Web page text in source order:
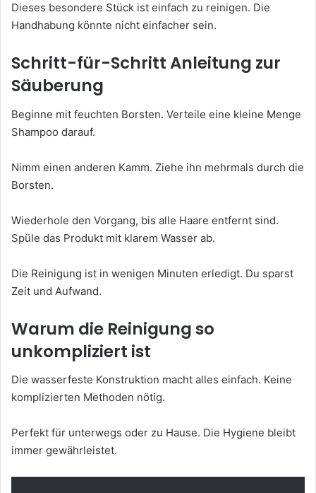
Dieses besondere Stück ist einfach zu reinigen. Die
Handhabung könnte nicht einfacher sein.
Schritt-für-Schritt Anleitung zur
Säuberung
Beginne mit feuchten Borsten. Verteile eine kleine Menge
Shampoo darauf.
Nimm einen anderen Kamm. Ziehe ihn mehrmals durch die
Borsten.
Wiederhole den Vorgang, bis alle Haare entfernt sind.
Spüle das Produkt mit klarem Wasser ab.
Die Reinigung ist in wenigen Minuten erledigt. Du sparst
Zeit und Aufwand.
Warum die Reinigung so
unkompliziert ist
Die wasserfeste Konstruktion macht alles einfach. Keine
komplizierten Methoden nötig.
Perfekt für unterwegs oder zu Hause. Die Hygiene bleibt
immer gewährleistet.